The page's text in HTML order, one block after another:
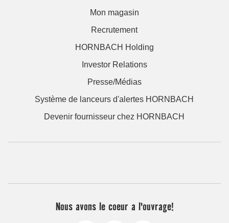
Mon magasin
Recrutement
HORNBACH Holding
Investor Relations
Presse/Médias
Système de lanceurs d'alertes HORNBACH
Devenir fournisseur chez HORNBACH
Nous avons le coeur a l'ouvrage!